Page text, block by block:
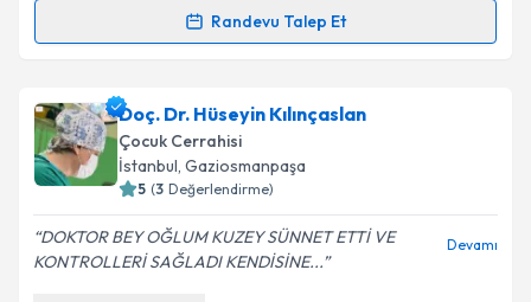
Randevu Talep Et
takvim hazırlandığında e-posta ile bilgilendireceğiz.
E-posta Adresiniz
Doç. Dr. Hüseyin Kılınçaslan
Çocuk Cerrahisi
İstanbul, Gaziosmanpaşa
5 (3 Değerlendirme)
DOKTOR BEY OĞLUM KUZEY SÜNNET ETTİ VE
KONTROLLERİ SAĞLADI KENDİSİNE...
Devamı